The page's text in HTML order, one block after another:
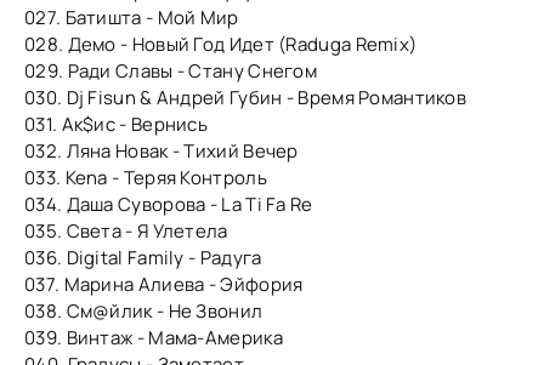
027. Батишта - Мой Мир
028. Демо - Новый Год Идет (Raduga Remix)
029. Ради Славы - Стану Снегом
030. Dj Fisun & Андрей Губин - Время Романтиков
031. Ак$ис - Вернись
032. Ляна Новак - Тихий Вечер
033. Kena - Теряя Контроль
034. Даша Суворова - La Ti Fa Re
035. Света - Я Улетела
036. Digital Family - Радуга
037. Марина Алиева - Эйфория
038. См@йлик - Не Звонил
039. Винтаж - Мама-Америка